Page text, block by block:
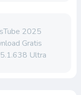
2025
Gratis
Ultra